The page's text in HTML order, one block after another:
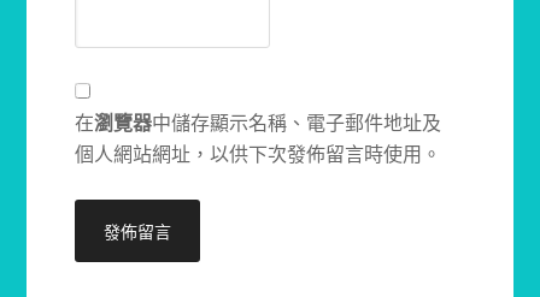
在瀏覽器中儲存顯示名稱、電子郵件地址及
個人網站網址，以供下次發佈留言時使用。